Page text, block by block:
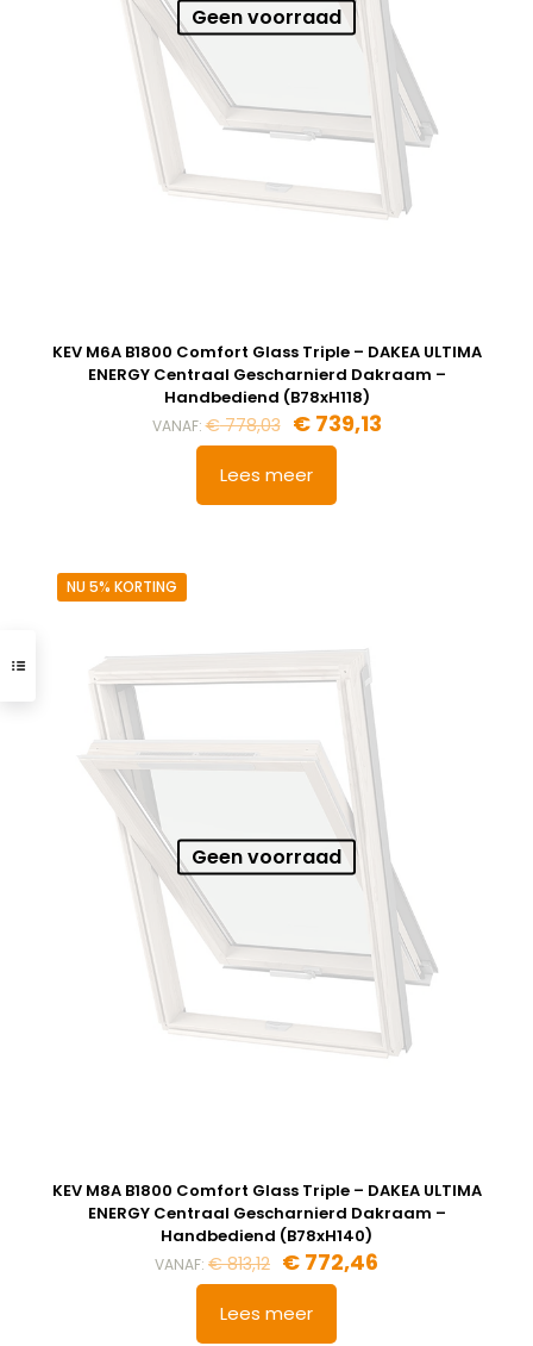
Geen voorraad
KEV M6A B1800 Comfort Glass Triple – DAKEA ULTIMA
ENERGY Centraal Gescharnierd Dakraam –
Handbediend (B78xH118)
VANAF:€778,03 Oorspronkelijke
prijs
was:
€ 778,03.
€739,13Huidige
Lees meer
NU 5% KORTING
Geen voorraad
KEV M8A B1800 Comfort Glass Triple – DAKEA ULTIMA
ENERGY Centraal Gescharnierd Dakraam –
Handbediend (B78xH140)
VANAF: €813,12 Oorspronkelijke
prijs
was:
€ 813,12.
€ 772,46
Lees meer